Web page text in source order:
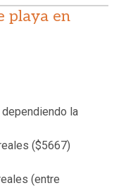
playa en
la
($5667)
(entre